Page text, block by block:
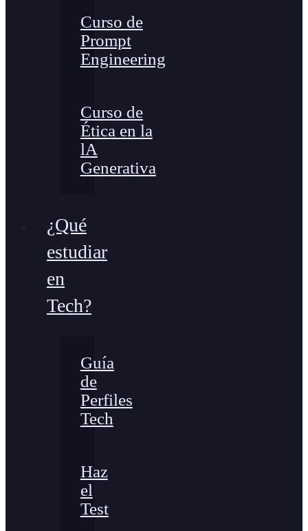
Curso de
Prompt
Engineering
Curso de
Ética en la
lA
Generativa
¿Qué
estudiar
en
Tech?
Guía
de
Perfiles
Tech
Haz
el
Test